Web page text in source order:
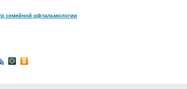
семейной офтальмологии